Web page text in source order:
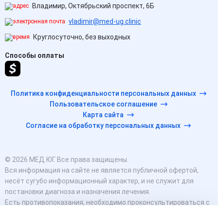
Владимир, Октябрьский проспект, 6Б
vladimir@med-ug.clinic
Круглосуточно, без выходных
Способы оплаты
Политика конфиденциальности персональных данных
Пользовательское соглашение
Карта сайта
Согласие на обработку персональных данных
© 2026 МЕД ЮГ. Все права защищены.
Вся информация на сайте не является публичной офертой,
несёт сугубо информационный характер, и не служит для
постановки диагноза и назначения лечения.
Есть противопоказания, необходимо проконсультироваться с